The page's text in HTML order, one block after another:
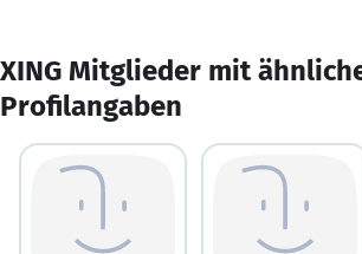
XING Mitglieder mit
Profilangaben